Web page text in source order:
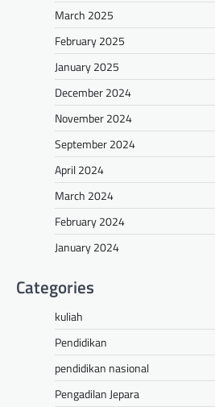
March 2025
February 2025
January 2025
December 2024
November 2024
September 2024
April 2024
March 2024
February 2024
January 2024
Categories
kuliah
Pendidikan
pendidikan nasional
Pengadilan Jepara